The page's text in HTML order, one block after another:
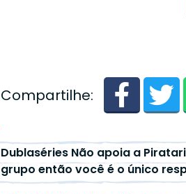
Compartilhe:
Dublaséries Não apoia a
grupo então você é o único